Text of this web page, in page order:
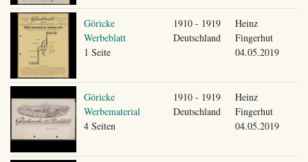
Göricke
Werbeblatt
1 Seite
1910 - 1919
Deutschland
Heinz
Fingerhut
04.05.2019
Göricke
Werbematerial
4 Seiten
1910 - 1919
Deutschland
Heinz
Fingerhut
04.05.2019